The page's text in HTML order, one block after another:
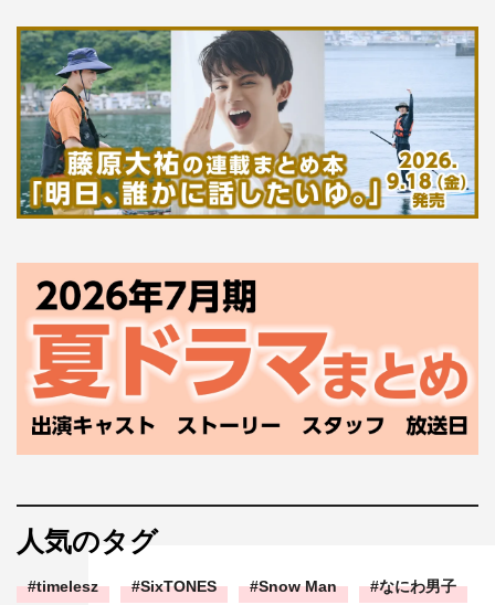
人気のタグ
timelesz SixTONES Snow Man なにわ男子